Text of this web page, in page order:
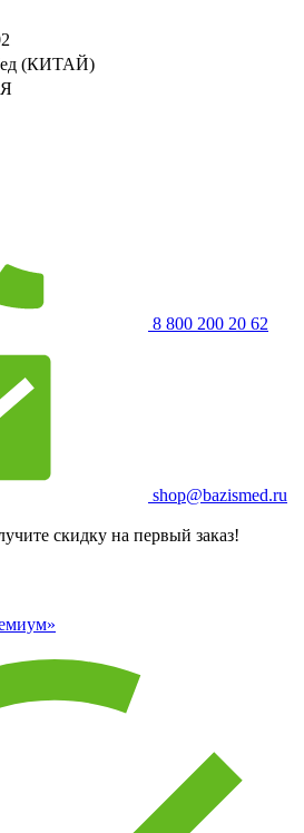
(КИТАЙ)
8 800 200 20 62
shop@bazismed.ru
скидку на первый заказ!